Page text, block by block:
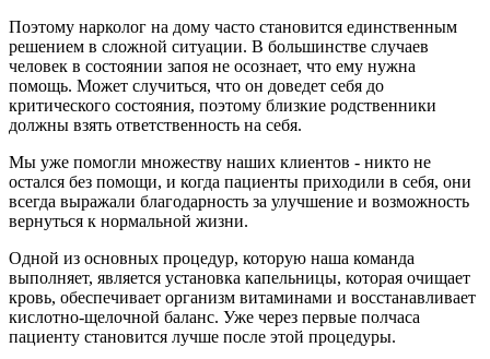
Поэтому нарколог на дому часто становится единственным
решением в сложной ситуации. В большинстве случаев
человек в состоянии запоя не осознает, что ему нужна
помощь. Может случиться, что он доведет себя до
критического состояния, поэтому близкие родственники
должны взять ответственность на себя.
Мы уже помогли множеству наших клиентов - никто не
остался без помощи, и когда пациенты приходили в себя, они
всегда выражали благодарность за улучшение и возможность
вернуться к нормальной жизни.
Одной из основных процедур, которую наша команда
выполняет, является установка капельницы, которая очищает
кровь, обеспечивает организм витаминами и восстанавливает
кислотно-щелочной баланс. Уже через первые полчаса
пациенту становится лучше после этой процедуры.